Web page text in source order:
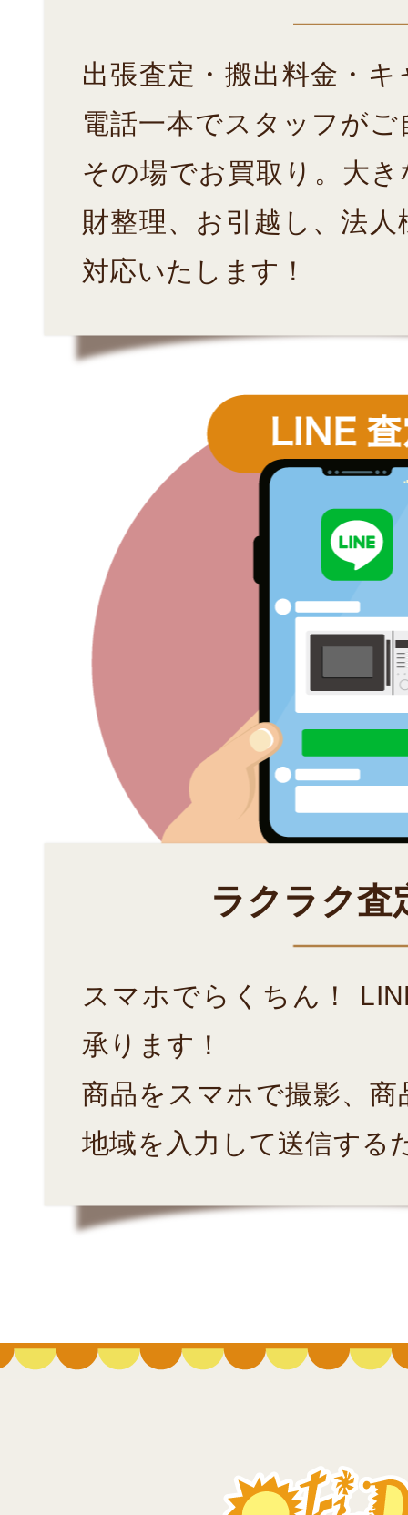
出張査定・搬出料金・
電話一本でスタッフが
その場でお買取り。大
財整理、お引越し、法
対応いたします！
ラクラク査
スマホでらくちん！
承ります！
商品をスマホで撮影、
地域を入力して送信する